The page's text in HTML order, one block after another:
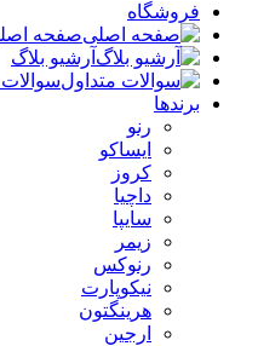
فروشگاه
صفحه
آرشیو بلاگ
برندها
رنو
ایساکو
کروز
داچیا
سایپا
زیمر
رنوکس
نیکوپارت
هرینگتون
ارجین